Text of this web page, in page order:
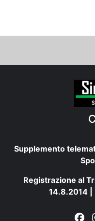
Supplemento
Registrazione al
14.8.2014 |